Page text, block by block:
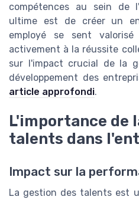
compétences au sein de
ultime est de créer un
employé se sent
activement à la réussite
sur l'impact crucial de la
développement des
article approfondi.
L'importance de
talents dans
Impact sur la
La gestion des talents est